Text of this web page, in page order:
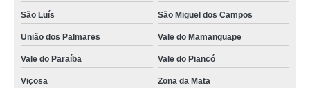
fornecedor de iogurteira industrial 100 litros Natal
qual o valor de iogurteira industrial 50 litros Marataízes
iogurteira industrial 500 litros São Lucas
qual o valor de fornecedor de iogurteira industrial 100 litros Araxá
São Luís São Miguel dos Campos
União dos Palmares Vale do Mamanguape
Vale do Paraíba Vale do Piancó
Viçosa
Zona da Mata